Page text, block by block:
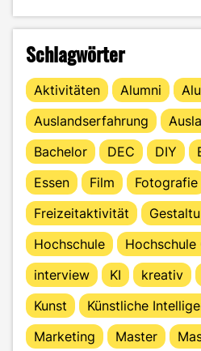
Schlagwörter
Aktivitäten Alumni
Auslandserfahrung
Bachelor
DEC DIY
Essen
Film Fotografie
Freizeitaktivität
Hochschule
interview
KI kreativ
Kunst
Künstliche
Marketing
Master